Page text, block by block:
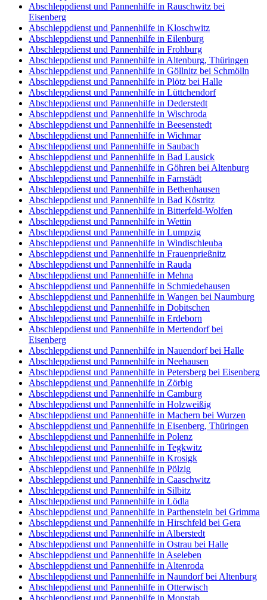
Abschleppdienst und Pannenhilfe in Rauschwitz bei
Eisenberg
Abschleppdienst und Pannenhilfe in Kloschwitz
Abschleppdienst und Pannenhilfe in Eilenburg
Abschleppdienst und Pannenhilfe in Frohburg
Abschleppdienst und Pannenhilfe in Altenburg, Thüringen
Abschleppdienst und Pannenhilfe in Göllnitz bei Schmölln
Abschleppdienst und Pannenhilfe in Plötz bei Halle
Abschleppdienst und Pannenhilfe in Lüttchendorf
Abschleppdienst und Pannenhilfe in Dederstedt
Abschleppdienst und Pannenhilfe in Wischroda
Abschleppdienst und Pannenhilfe in Beesenstedt
Abschleppdienst und Pannenhilfe in Wichmar
Abschleppdienst und Pannenhilfe in Saubach
Abschleppdienst und Pannenhilfe in Bad Lausick
Abschleppdienst und Pannenhilfe in Göhren bei Altenburg
Abschleppdienst und Pannenhilfe in Farnstädt
Abschleppdienst und Pannenhilfe in Bethenhausen
Abschleppdienst und Pannenhilfe in Bad Köstritz
Abschleppdienst und Pannenhilfe in Bitterfeld-Wolfen
Abschleppdienst und Pannenhilfe in Wettin
Abschleppdienst und Pannenhilfe in Lumpzig
Abschleppdienst und Pannenhilfe in Windischleuba
Abschleppdienst und Pannenhilfe in Frauenprießnitz
Abschleppdienst und Pannenhilfe in Rauda
Abschleppdienst und Pannenhilfe in Mehna
Abschleppdienst und Pannenhilfe in Schmiedehausen
Abschleppdienst und Pannenhilfe in Wangen bei Naumburg
Abschleppdienst und Pannenhilfe in Dobitschen
Abschleppdienst und Pannenhilfe in Erdeborn
Abschleppdienst und Pannenhilfe in Mertendorf bei
Eisenberg
Abschleppdienst und Pannenhilfe in Nauendorf bei Halle
Abschleppdienst und Pannenhilfe in Neehausen
Abschleppdienst und Pannenhilfe in Petersberg bei Eisenberg
Abschleppdienst und Pannenhilfe in Zörbig
Abschleppdienst und Pannenhilfe in Camburg
Abschleppdienst und Pannenhilfe in Holzweißig
Abschleppdienst und Pannenhilfe in Machern bei Wurzen
Abschleppdienst und Pannenhilfe in Eisenberg, Thüringen
Abschleppdienst und Pannenhilfe in Polenz
Abschleppdienst und Pannenhilfe in Tegkwitz
Abschleppdienst und Pannenhilfe in Krosigk
Abschleppdienst und Pannenhilfe in Pölzig
Abschleppdienst und Pannenhilfe in Caaschwitz
Abschleppdienst und Pannenhilfe in Silbitz
Abschleppdienst und Pannenhilfe in Lödla
Abschleppdienst und Pannenhilfe in Parthenstein bei Grimma
Abschleppdienst und Pannenhilfe in Hirschfeld bei Gera
Abschleppdienst und Pannenhilfe in Alberstedt
Abschleppdienst und Pannenhilfe in Ostrau bei Halle
Abschleppdienst und Pannenhilfe in Aseleben
Abschleppdienst und Pannenhilfe in Altenroda
Abschleppdienst und Pannenhilfe in Naundorf bei Altenburg
Abschleppdienst und Pannenhilfe in Otterwisch